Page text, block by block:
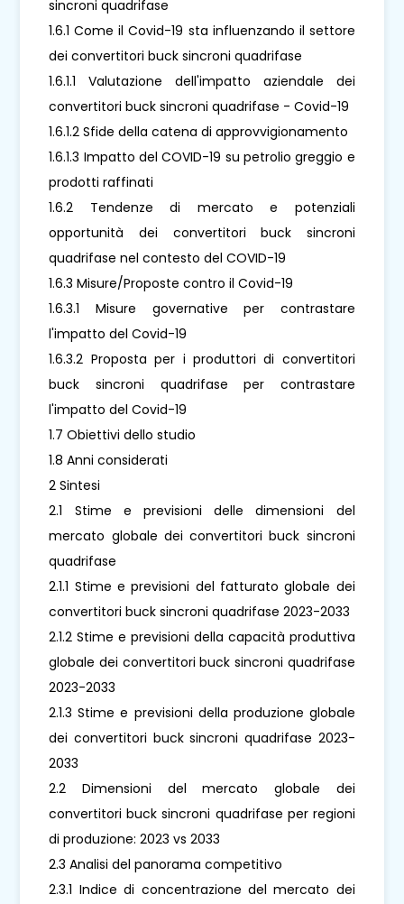
sincroni quadrifase
1.6.1 Come il Covid-19 sta influenzando il settore
dei convertitori buck sincroni quadrifase
1.6.1.1 Valutazione dell'impatto aziendale dei
convertitori buck sincroni quadrifase - Covid-19
1.6.1.2 Sfide della catena di approvvigionamento
1.6.1.3 Impatto del COVID-19 su petrolio greggio e
prodotti raffinati
1.6.2 Tendenze di mercato e potenziali
opportunità dei convertitori buck sincroni
quadrifase nel contesto del COVID-19
1.6.3 Misure/Proposte contro il Covid-19
1.6.3.1 Misure governative per contrastare
l'impatto del Covid-19
1.6.3.2 Proposta per i produttori di convertitori
buck sincroni quadrifase per contrastare
l'impatto del Covid-19
1.7 Obiettivi dello studio
1.8 Anni considerati
2 Sintesi
2.1 Stime e previsioni delle dimensioni del
mercato globale dei convertitori buck sincroni
quadrifase
2.1.1 Stime e previsioni del fatturato globale dei
convertitori buck sincroni quadrifase 2023-2033
2.1.2 Stime e previsioni della capacità produttiva
globale dei convertitori buck sincroni quadrifase
2023-2033
2.1.3 Stime e previsioni della produzione globale
dei convertitori buck sincroni quadrifase 2023-
2033
2.2 Dimensioni del mercato globale dei
convertitori buck sincroni quadrifase per regioni
di produzione: 2023 vs 2033
2.3 Analisi del panorama competitivo
2.3.1 Indice di concentrazione del mercato dei